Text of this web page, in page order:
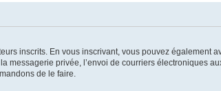
inscrits. En vous inscrivant, vous pouvez également
messagerie privée, l’envoi de courriers électroniques
de le faire.